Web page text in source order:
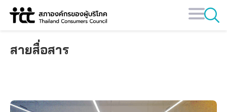
Skip
สายสื่อสาร